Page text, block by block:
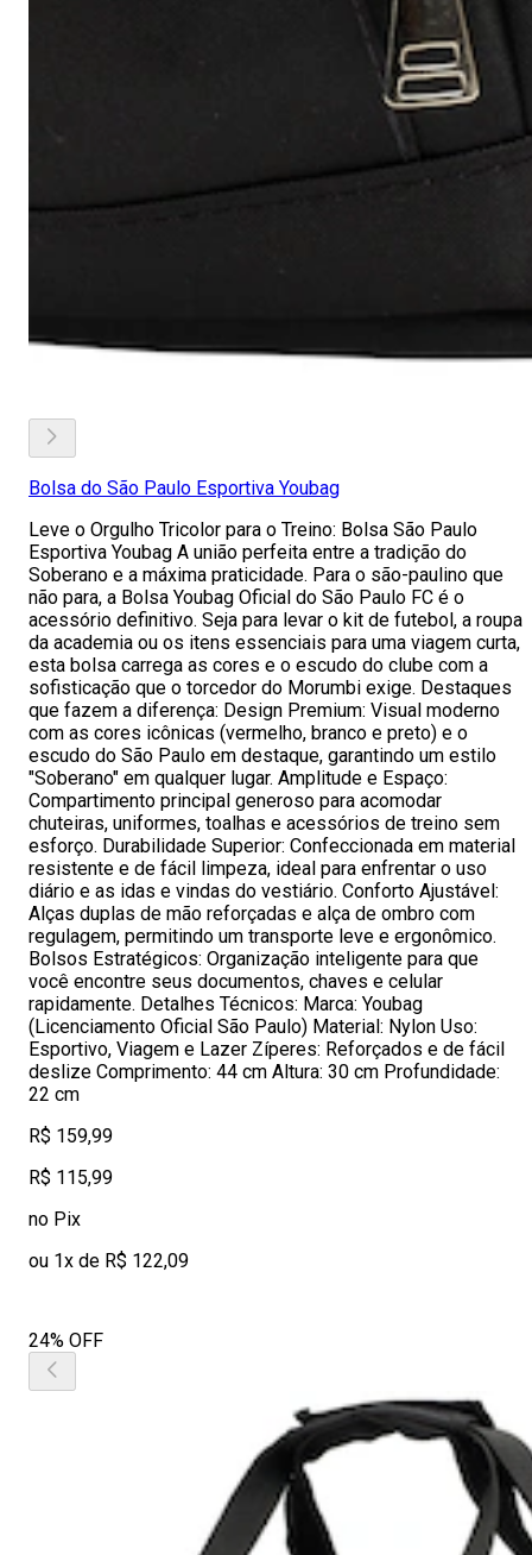
Bolsa do São Paulo Esportiva Youbag
Leve o Orgulho Tricolor para o Treino: Bolsa São Paulo
Esportiva Youbag A união perfeita entre a tradição do
Soberano e a máxima praticidade. Para o são-paulino que
não para, a Bolsa Youbag Oficial do São Paulo FC é o
acessório definitivo. Seja para levar o kit de futebol, a roupa
da academia ou os itens essenciais para uma viagem curta,
esta bolsa carrega as cores e o escudo do clube com a
sofisticação que o torcedor do Morumbi exige. Destaques
que fazem a diferença: Design Premium: Visual moderno
com as cores icônicas (vermelho, branco e preto) e o
escudo do São Paulo em destaque, garantindo um estilo
"Soberano" em qualquer lugar. Amplitude e Espaço:
Compartimento principal generoso para acomodar
chuteiras, uniformes, toalhas e acessórios de treino sem
esforço. Durabilidade Superior: Confeccionada em material
resistente e de fácil limpeza, ideal para enfrentar o uso
diário e as idas e vindas do vestiário. Conforto Ajustável:
Alças duplas de mão reforçadas e alça de ombro com
regulagem, permitindo um transporte leve e ergonômico.
Bolsos Estratégicos: Organização inteligente para que
você encontre seus documentos, chaves e celular
rapidamente. Detalhes Técnicos: Marca: Youbag
(Licenciamento Oficial São Paulo) Material: Nylon Uso:
Esportivo, Viagem e Lazer Zíperes: Reforçados e de fácil
deslize Comprimento: 44 cm Altura: 30 cm Profundidade:
22 cm
R$ 159,99
R$ 115,99
no Pix
ou 1x de R$ 122,09
24% OFF